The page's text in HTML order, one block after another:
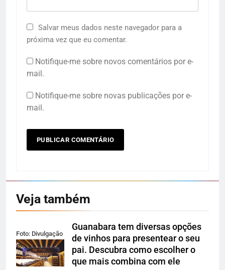
Salvar meus dados neste navegador para a
próxima vez que eu comentar.
Notifique-me sobre novos comentários por e-
mail.
Notifique-me sobre novas publicações por e-
mail.
Veja também
Foto: Divulgação
Guanabara tem diversas opções
de vinhos para presentear o seu
pai. Descubra como escolher o
que mais combina com ele